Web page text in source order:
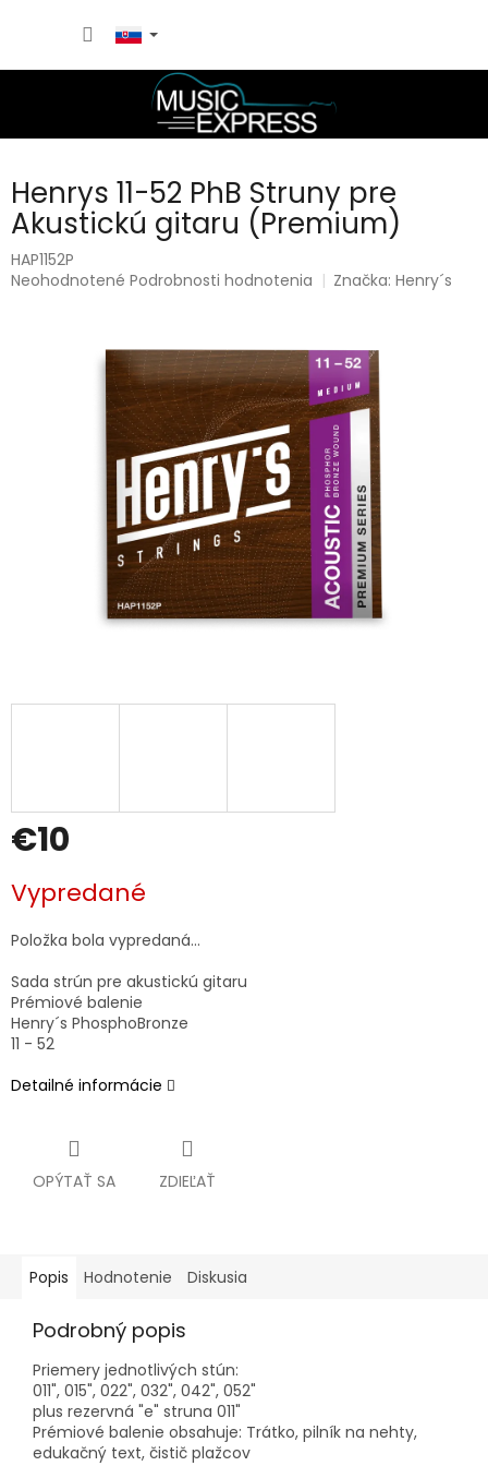
Henrys 11-52 PhB Struny pre
Akustickú gitaru (Premium)
HAP1152P
Priemerné
Neohodnotené Podrobnosti hodnotenia Značka:Henry´s
€10
cena:
Vypredané
Položka bola vypredaná…
Sada strún pre akustickú gitaru
Prémiové balenie
Henry´s PhosphoBronze
11 - 52
Detailné informácie
OPÝTAŤ SA ZDIEĽAŤ
Popis Hodnotenie Diskusia
Podrobný popis
Priemery jednotlivých stún:
011", 015", 022", 032", 042", 052"
plus rezervná "e" struna 011"
Prémiové balenie obsahuje: Trátko, pilník na nehty,
edukačný text, čistič plažcov